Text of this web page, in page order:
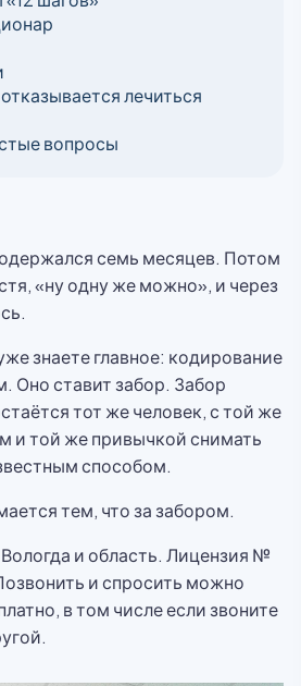
лечиться
вопросы
семь месяцев. Потом
«ну одну же можно», и через
знаете главное: кодирование
Оно ставит забор. Забор
тот же человек, с той же
и той же привычкой снимать
способом.
тем, что за забором.
и область. Лицензия №
и спросить можно
в том числе если звоните